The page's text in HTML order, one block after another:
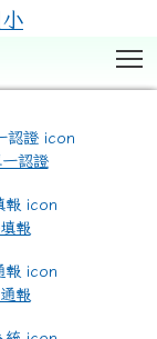
一認證
報
報